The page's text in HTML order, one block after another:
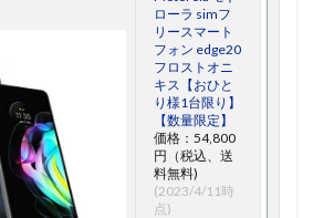
ローラ simフ
リースマート
フォン edge20
フロストオニ
キス【おひと
り様1台限り】
【数量限定】
価格：54,800
円（税込、送
料無料)
(2023/4/11時
点)